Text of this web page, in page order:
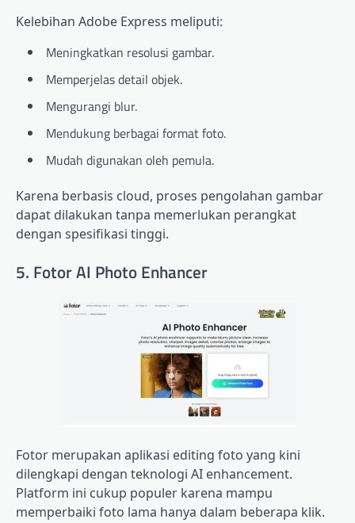
Kelebihan Adobe Express meliputi:
Meningkatkan resolusi gambar.
Memperjelas detail objek.
Mengurangi blur.
Mendukung berbagai format foto.
Mudah digunakan oleh pemula.
Karena berbasis cloud, proses pengolahan gambar
dapat dilakukan tanpa memerlukan perangkat
dengan spesifikasi tinggi.
5. Fotor AI Photo Enhancer
Fotor merupakan aplikasi editing foto yang kini
dilengkapi dengan teknologi AI enhancement.
Platform ini cukup populer karena mampu
memperbaiki foto lama hanya dalam beberapa klik.